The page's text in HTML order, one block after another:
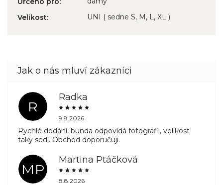
Velikost: UNI ( sedne S, M, L, XL )
R
Radka
9.8.2026
Rychlé dodání, bunda odpovídá fotografii, velikost
taky sedí. Obchod doporučuji.
MP
Martina Ptáčková
8.8.2026